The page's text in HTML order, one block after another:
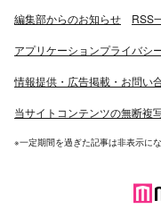
編集部からのお知らせ RSS
アプリケーションプライバシ
情報提供・広告掲載・お問い
当サイトコンテンツの無断複
※一定期間を過ぎた記事は非表示に